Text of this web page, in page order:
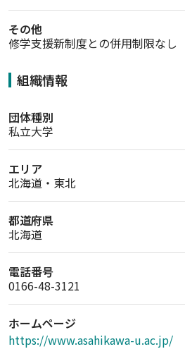
その他
修学支援新制度との併用制限なし
組織情報
団体種別
私立大学
エリア
北海道・東北
都道府県
北海道
電話番号
0166-48-3121
ホームページ
https://www.asahikawa-u.ac.jp/